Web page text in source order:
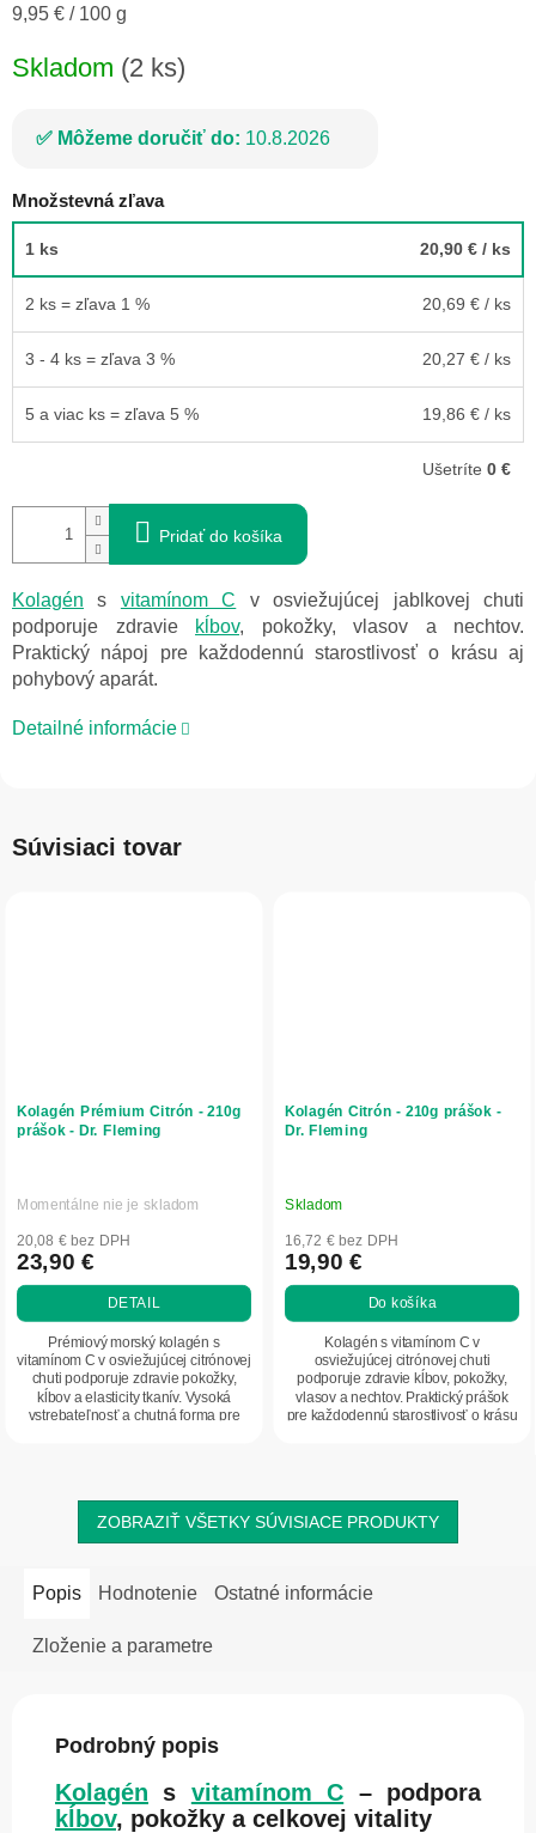
Jednotková
9,95 € / 100 g
Skladom (2 ks)
Môžeme doručiť do: 10.8.2026
Množstevná zľava
1 ks 20,90 € / ks
2 ks = zľava 1 % 20,69 € / ks
3 - 4 ks = zľava 3 % 20,27 € / ks
5 a viac ks = zľava 5 % 19,86 € / ks
Ušetríte 0 €
Pridať do košíka
Kolagén s vitamínom C v osviežujúcej jablkovej chuti
podporuje zdravie
kĺbov, pokožky, vlasov a nechtov.
Praktický nápoj pre každodennú starostlivosť o krásu aj
pohybový aparát.
Detailné informácie
Súvisiaci tovar
Kolagén Prémium Citrón - 210g
prášok - Dr. Fleming
Momentálne nie je skladom
20,08 € bez DPH
23,90 €
DETAIL
Prémiový morský kolagén s
vitamínom C v osviežujúcej citrónovej
chuti podporuje zdravie pokožky,
kĺbov a elasticity tkanív. Vysoká
vstrebateľnosť a chutná forma pre
Kolagén Citrón - 210g prášok -
Dr. Fleming
Skladom
16,72 € bez DPH
19,90 €
Do košíka
Kolagén s vitamínom C v
osviežujúcej citrónovej chuti
podporuje zdravie kĺbov, pokožky,
vlasov a nechtov. Praktický prášok
pre každodennú starostlivosť o krásu
ZOBRAZIŤ VŠETKY SÚVISIACE PRODUKTY
Popis Hodnotenie Ostatné informácie
Zloženie a parametre
Podrobný popis
Kolagén s vitamínom C – podpora
kĺbov, pokožky a celkovej vitality